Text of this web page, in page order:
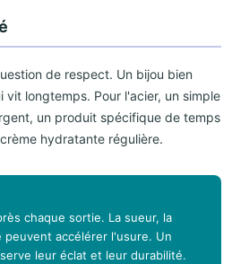
de respect. Un bijou bien
longtemps. Pour l'acier, un simple
un produit spécifique de temps
hydratante régulière.
chaque sortie. La sueur, la
accélérer l'usure. Un
leur éclat et leur durabilité.